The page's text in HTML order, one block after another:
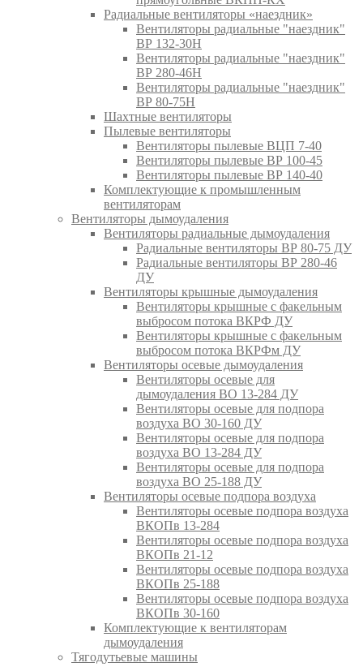
Радиальные вентиляторы «наездник»
Вентиляторы радиальные "наездник"
ВР 132-30Н
Вентиляторы радиальные "наездник"
ВР 280-46Н
Вентиляторы радиальные "наездник"
ВР 80-75Н
Шахтные вентиляторы
Пылевые вентиляторы
Вентиляторы пылевые ВЦП 7-40
Вентиляторы пылевые ВР 100-45
Вентиляторы пылевые ВР 140-40
Комплектующие к промышленным
вентиляторам
Вентиляторы дымоудаления
Вентиляторы радиальные дымоудаления
Радиальные вентиляторы ВР 80-75 ДУ
Радиальные вентиляторы ВР 280-46
ДУ
Вентиляторы крышные дымоудаления
Вентиляторы крышные с факельным
выбросом потока ВКРФ ДУ
Вентиляторы крышные с факельным
выбросом потока ВКРФм ДУ
Вентиляторы осевые дымоудаления
Вентиляторы осевые для
дымоудаления ВО 13-284 ДУ
Вентиляторы осевые для подпора
воздуха ВО 30-160 ДУ
Вентиляторы осевые для подпора
воздуха ВО 13-284 ДУ
Вентиляторы осевые для подпора
воздуха ВО 25-188 ДУ
Вентиляторы осевые подпора воздуха
Вентиляторы осевые подпора воздуха
ВКОПв 13-284
Вентиляторы осевые подпора воздуха
ВКОПв 21-12
Вентиляторы осевые подпора воздуха
ВКОПв 25-188
Вентиляторы осевые подпора воздуха
ВКОПв 30-160
Комплектующие к вентиляторам
дымоудаления
Тягодутьевые машины